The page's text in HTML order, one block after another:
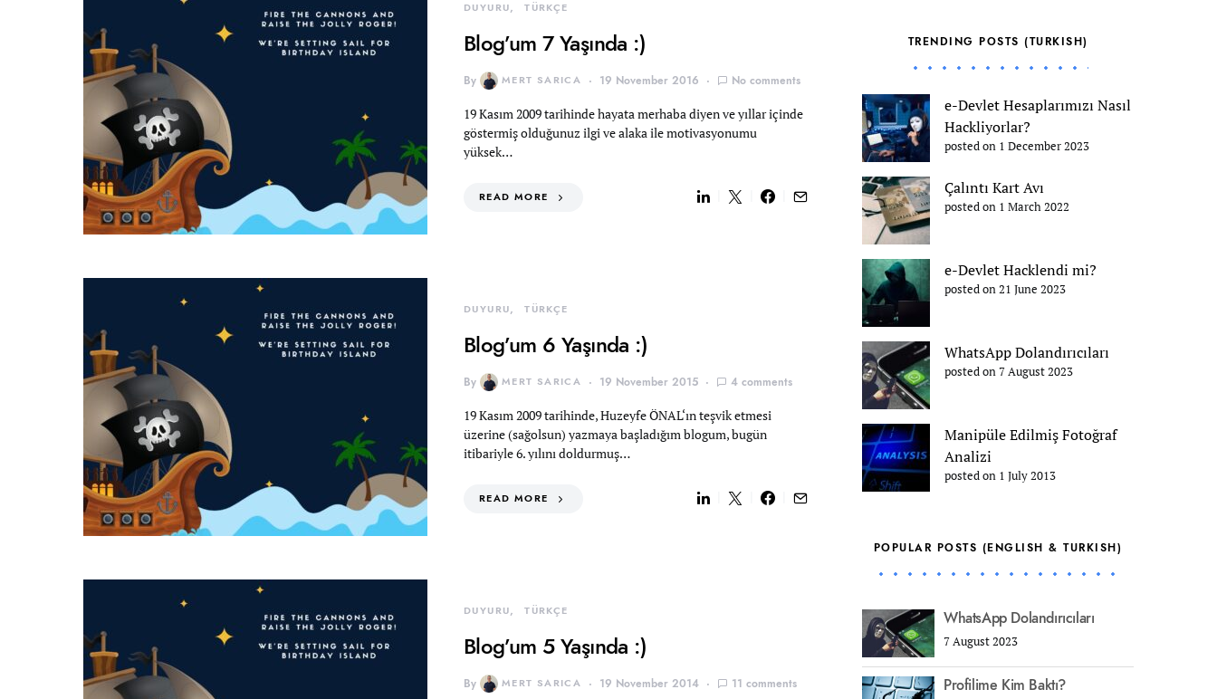
DUYURU TÜRKÇE
Blog’um 7 Yaşında :)
By MERT SARICA 19 November 2016 No comments
19 Kasım 2009 tarihinde hayata merhaba diyen ve yıllar içinde
göstermiş olduğunuz ilgi ve alaka ile motivasyonumu
yüksek…
READ MORE
DUYURU TÜRKÇE
Blog’um 6 Yaşında :)
By MERT SARICA 19 November 2015 4 comments
19 Kasım 2009 tarihinde, Huzeyfe ÖNAL‘ın teşvik etmesi
üzerine (sağolsun) yazmaya başladığım blogum, bugün
itibariyle 6. yılını doldurmuş…
READ MORE
DUYURU TÜRKÇE
Blog’um 5 Yaşında :)
By MERT SARICA 19 November 2014 11 comments
TRENDING POSTS (TURKISH)
e-Devlet Hesaplarımızı Nasıl
Hackliyorlar?
posted on 1 December 2023
Çalıntı Kart Avı
posted on 1 March 2022
e-Devlet Hacklendi mi?
posted on 21 June 2023
WhatsApp Dolandırıcıları
posted on 7 August 2023
Manipüle Edilmiş Fotoğraf
Analizi
posted on 1 July 2013
POPULAR POSTS (ENGLISH & TURKISH)
WhatsApp Dolandırıcıları
7 August 2023
Profilime Kim Baktı?